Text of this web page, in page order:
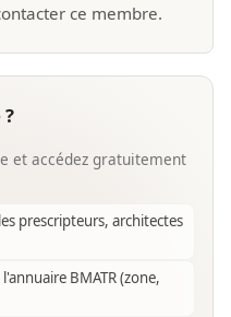
ce membre.
et accédez gratuitement
prescripteurs, architectes
BMATR (zone,